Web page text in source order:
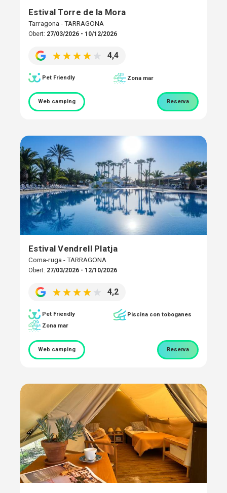
Estival Torre de la Mora
Tarragona - TARRAGONA
Obert: 27/03/2026 - 10/12/2026
4,4
Pet Friendly Zona mar
Web camping Reserva
Estival Vendrell Platja
Coma-ruga - TARRAGONA
Obert: 27/03/2026 - 12/10/2026
4,2
Pet Friendly
Piscina con toboganes
Zona mar
Web camping Reserva